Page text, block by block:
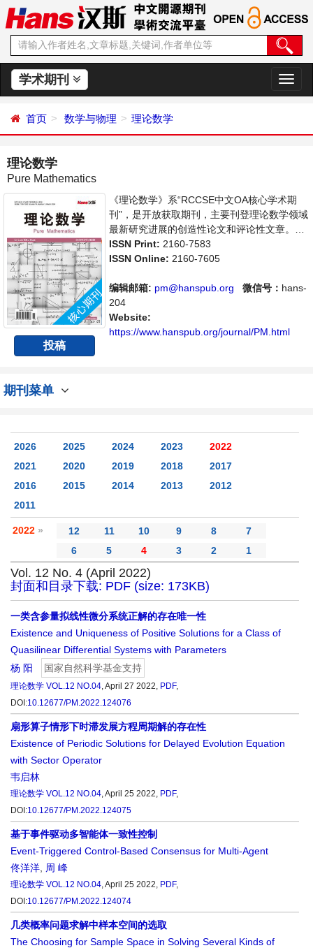
学术期刊
切
换
首页 数学与物理 理论数学
理论数学
Pure Mathematics
投稿
《理论数学》系“RCCSE中文OA核心学术期
刊”，是开放获取期刊，主要刊登理论数学领域
最新研究进展的创造性论文和评论性文章。本
刊支持思想创新、学术创新，倡导科学，繁荣
学术，集学术性、思想性为一体，旨在给世界
播、分享和讨论理论数学领域内不同方向问题
与发展的交流平台。
ISSN Print: 2160-7583
ISSN Online: 2160-7605
编辑邮箱: pm@hanspub.org 微信号： hans-
204
Website:
https://www.hanspub.org/journal/PM.html
期刊菜单
2026 2025 2024 2023
2022
2021
2020 2019 2018
2017
2016
2015 2014 2013
2012
2011
2022 » 12 11 10 9 8
7
6
5 4 3 2 1
Vol. 12 No. 4 (April 2022)
封面和目录下载: PDF (size: 173KB)
一类含参量拟线性微分系统正解的存在唯一性
Existence and Uniqueness of Positive Solutions for a Class of
Quasilinear Differential Systems with Parameters
杨 阳
国家自然科学基金支持
理论数学 VOL.12 NO.04, April 27 2022, PDF,
DOI:10.12677/PM.2022.124076
扇形算子情形下时滞发展方程周期解的存在性
Existence of Periodic Solutions for Delayed Evolution Equation
with Sector Operator
韦启林
理论数学 VOL.12 NO.04, April 25 2022, PDF,
DOI:10.12677/PM.2022.124075
基于事件驱动多智能体一致性控制
Event-Triggered Control-Based Consensus for Multi-Agent
佟洋洋
周 峰
理论数学 VOL.12 NO.04, April 25 2022, PDF,
DOI:10.12677/PM.2022.124074
几类概率问题求解中样本空间的选取
The Choosing for Sample Space in Solving Several Kinds of